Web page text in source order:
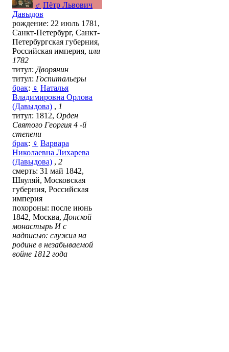
♂ Пётр Львович
Давыдов
рождение: 22 июль 1781,
Санкт-Петербург, Санкт-
Петербургская губерния,
Российская империя, или
1782
титул: Дворянин
титул: Госпитальеры
брак: ♀ Наталья
Владимировна Орлова
(Давыдова) , 1
титул: 1812, Орден
Святого Георгия 4 -й
степени
брак: ♀ Варвара
Николаевна Лихарева
(Давыдова) , 2
смерть: 31 май 1842,
Шяуляй, Московская
губерния, Российская
империя
похороны: после июнь
1842, Москва, Донской
монастырь И с
надписью: служил на
родине в незабываемой
войне 1812 года